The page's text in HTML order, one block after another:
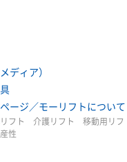
ディア）
ージ／モーリフトについて
フト 介護リフト 移動用リフ
性